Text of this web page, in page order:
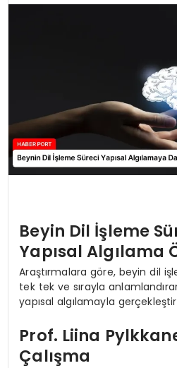
Beyin Dil İşleme
Yapısal Algılama
Araştırmalara göre, beyin dil
tek tek ve sırayla
yapısal algılamayla
Prof. Liina
Çalışma